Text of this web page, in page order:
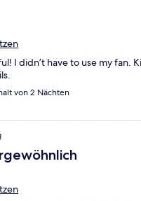
I didn’t have to use my fan.
von 2 Nächten